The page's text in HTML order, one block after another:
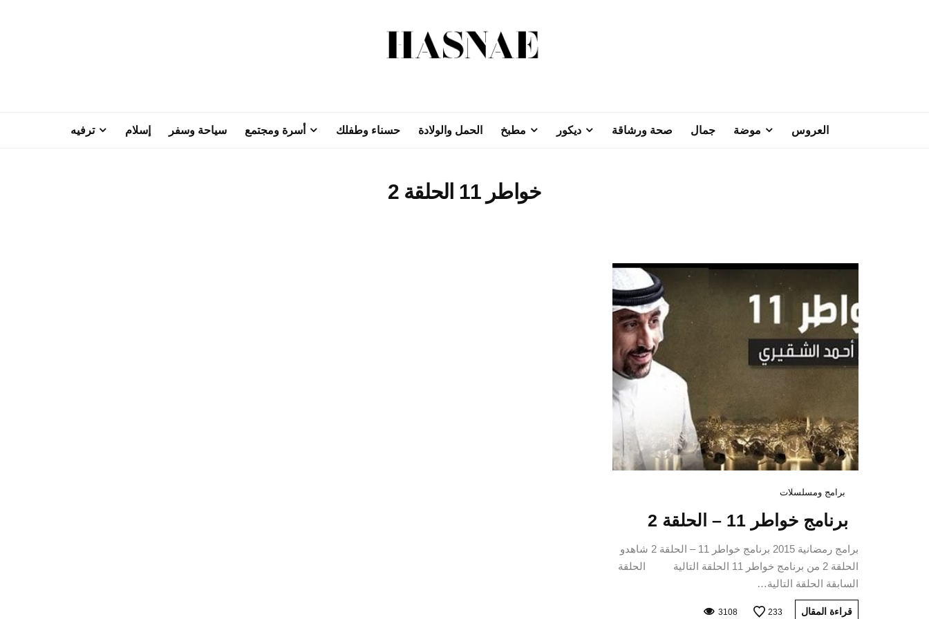
العروس موضة جمال صحة ورشاقة ديكور مطبخ الحمل والولادة حسناء وطفلك أسرة ومجتمع سياحة وسفر إسلام ترفيه
خواطر 11 الحلقة 2
برامج ومسلسلات
برنامج خواطر 11 – الحلقة 2
برامج رمضانية 2015 برنامج خواطر 11 – الحلقة 2 شاهدو
الحلقة 2 من برنامج خواطر 11 الحلقة التالية الحلقة
السابقة الحلقة التالية…
قراءة المقال 233
3108